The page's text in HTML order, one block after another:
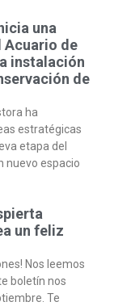
una
Acuario de
instalación
de
ha
estratégicas
etapa del
nuevo espacio
un feliz
Nos leemos
boletín nos
Te